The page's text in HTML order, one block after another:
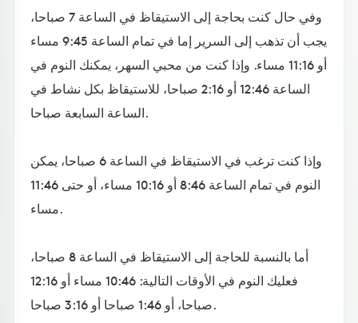
وفي حال كنت بحاجة إلى الاستيقاظ في الساعة 7 صباحا،
يجب أن تذهب إلى السرير إما في تمام الساعة 9:45 مساء
أو 11:16 مساء. وإذا كنت من محبي السهر، يمكنك النوم في
الساعة 12:46 أو 2:16 صباحا، للاستيقاظ بكل نشاط في
الساعة السابعة صباحا.
وإذا كنت ترغب في الاستيقاظ في الساعة 6 صباحا، يمكن
النوم في تمام الساعة 8:46 أو 10:16 مساء، أو حتى 11:46
مساء.
أما بالنسبة للحاجة إلى الاستيقاظ في الساعة 8 صباحا،
فعليك النوم في الأوقات التالية: 10:46 مساء أو 12:16
صباحا، أو 1:46 صباحا أو 3:16 صباحا.